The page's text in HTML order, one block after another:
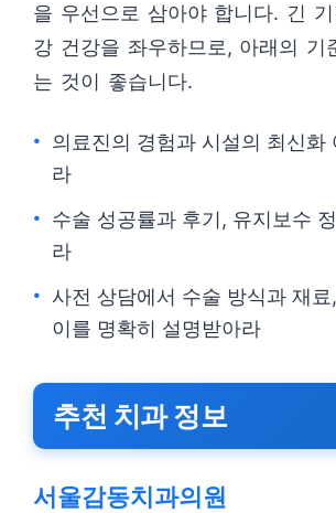
을 우선으로 삼아야 합니다. 긴
강 건강을 좌우하므로, 아래의 기
는 것이 좋습니다.
의료진의 경험과 시설의 최신화
라
수술 성공률과 후기, 유지보수
라
사전 상담에서 수술 방식과 재
이를 명확히 설명받아라
추천 치과 정보
서울감동치과의원